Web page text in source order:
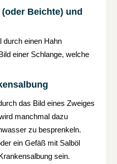
Beichte) und
durch einen Hahn
einer Schlange, welche
das Bild eines Zweiges
manchmal dazu
zu besprenkeln.
ein Gefäß mit Salböl
sein.